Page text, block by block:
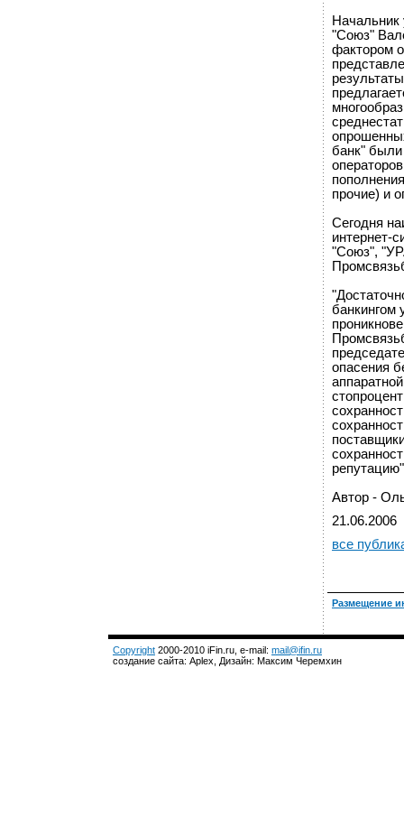
Начальник
"Союз"
фактором
банк" были
прочие) и
Сегодня
интернет-
"Союз",
банкингом
опасения
Автор -
21.06.2006
все
Размещение
Copyright 2000-2010 iFin.ru, e-mail: mail@ifin.ru
создание сайта: Aplex, Дизайн: Максим Черемхин